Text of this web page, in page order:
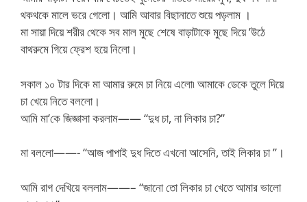
থকথকে মালে ভরে গেলো। আমি আবার বিছানাতে শুয়ে পড়লাম ।
মা সায়া দিয়ে শরীর থেকে সব মাল মুছে শেষে বাড়াটাকে মুছে দিয়ে ’উঠে
বাথরুমে গিয়ে ফ্রেশ হয়ে নিলো।
সকাল ১০ টার দিকে মা আমার রুমে চা নিয়ে এলো৷ আমাকে ডেকে তুলে দিয়ে
চা খেয়ে নিতে বললো।
আমি মা’কে জিজ্ঞাসা করলাম—— “দুধ চা, না লিকার চা?”
মা বললো——- “আজ পাপাই দুধ দিতে এখনো আসেনি, তাই লিকার চা ”।
আমি রাগ দেখিয়ে বললাম——– “জানো তো লিকার চা খেতে আমার ভালো